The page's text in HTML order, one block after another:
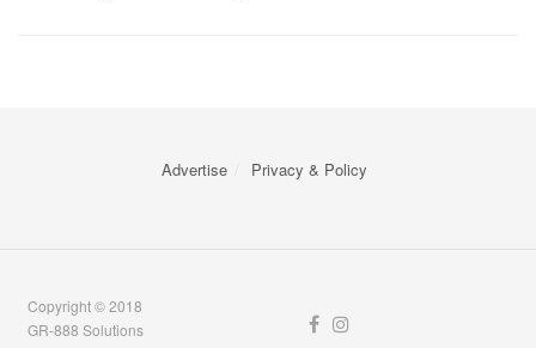
Advertise Privacy & Policy
Copyright © 2018
GR-888 Solutions